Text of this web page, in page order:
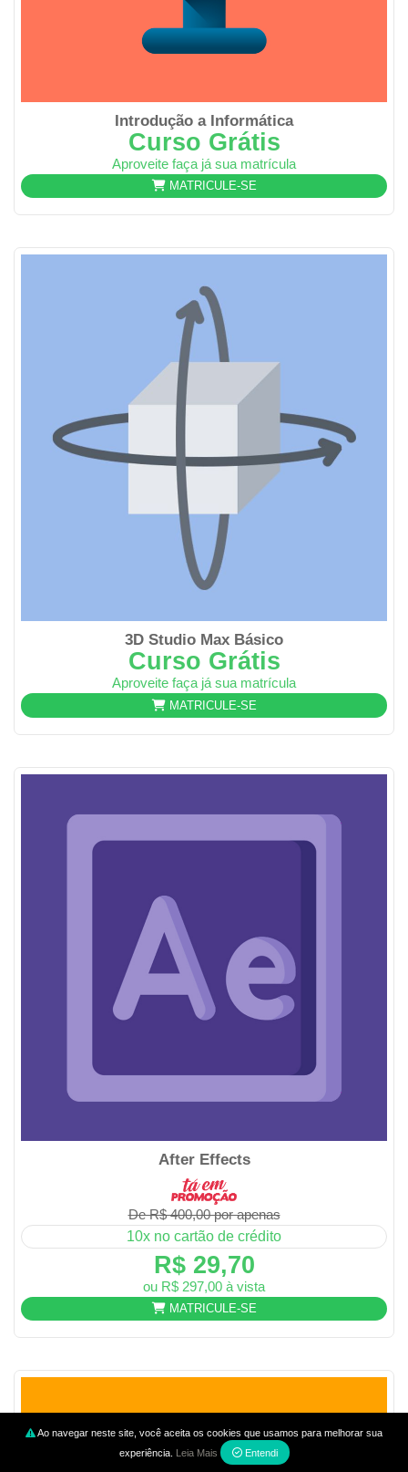
Ao navegar neste site, você aceita os cookies que usamos para melhorar sua
experiência. Leia Mais Entendi
Introdução a Informática
Curso Grátis
Aproveite faça já sua matrícula
MATRICULE-SE
3D Studio Max Básico
Curso Grátis
Aproveite faça já sua matrícula
MATRICULE-SE
After Effects
De R$ 400,00 por apenas
10x no cartão de crédito
R$ 29,70
ou R$ 297,00 à vista
MATRICULE-SE